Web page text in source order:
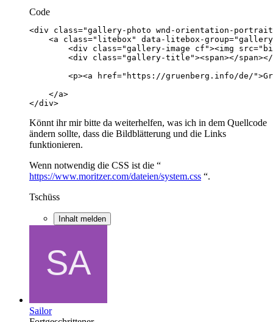
Code
</div>
Könnt ihr mir bitte da weiterhelfen, was ich in dem Quellcode
ändern sollte, dass die Bildblätterung und die Links
funktionieren.
Wenn notwendig die CSS ist die “
https://www.moritzer.com/dateien/system.css “.
Tschüss
Inhalt melden
Sailor